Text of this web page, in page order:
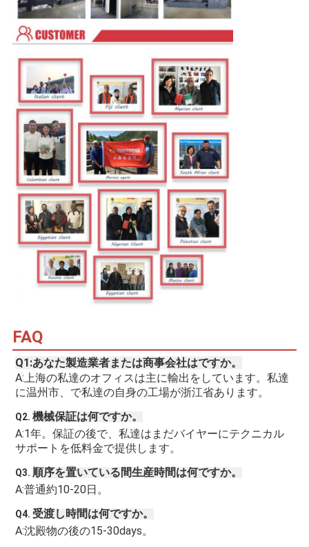
FAQ
Q1:あなた製造業者または商事会社はですか。
A:上海の私達のオフィスは主に輸出をしています。私達
に温州市、で私達の自身の工場が浙江省あります。
Q2. 機械保証は何ですか。
A:1年。保証の後で、私達はまだバイヤーにテクニカル
サポートを低料金で提供します。
Q3. 順序を置いている間生産時間は何ですか。
A:普通約10-20日。
Q4. 受渡し時間は何ですか。
A:沈殿物の後の15-30days。